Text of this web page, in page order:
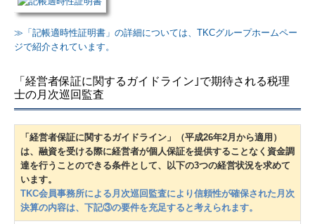
≫ 「記帳適時性証明書」の詳細については、TKCグループホームペー
ジで紹介されています。
「経営者保証に関するガイドライン｣で期待される税理
士の月次巡回監査
「経営者保証に関するガイドライン」（平成26年2月から適用）
は、融資を受ける際に経営者が個人保証を提供することなく資金調
達を行うことのできる条件として、以下の3つの経営状況を求めて
います。
TKC会員事務所による月次巡回監査により信頼性が確保された月次
決算の内容は、下記③の要件を充足すると考えられます。